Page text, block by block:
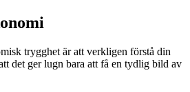
trygghet är att verkligen förstå din
det ger lugn bara att få en tydlig bild av